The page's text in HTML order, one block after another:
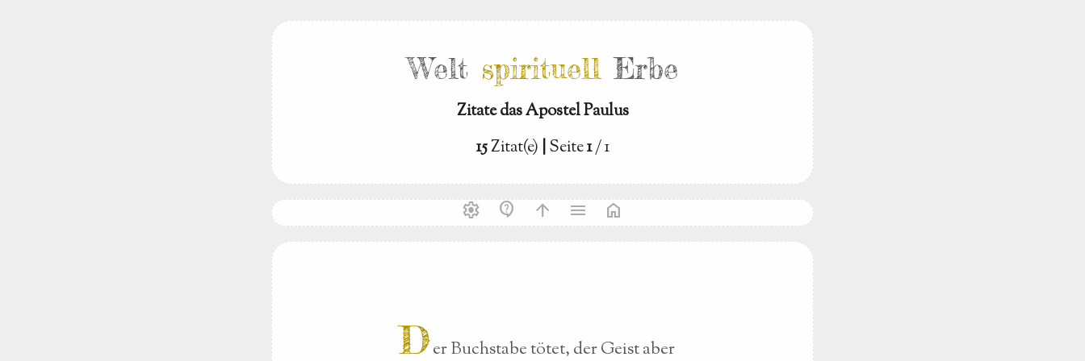
Welt spirituell Erbe
Zitate das Apostel Paulus
15Zitat(e) |Seite1/ 1
settings contact_support arrow_upward menu home
Der Buchstabe tötet, der Geist aber